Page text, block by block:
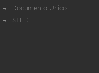
Documento Unico
STED